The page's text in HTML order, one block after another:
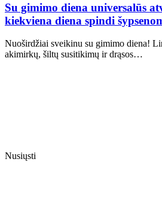
Su gimimo diena universalūs
kiekviena diena spindi
Nuoširdžiai sveikinu su gimimo diena!
akimirkų, šiltų susitikimų ir drąsos…
Nusiųsti